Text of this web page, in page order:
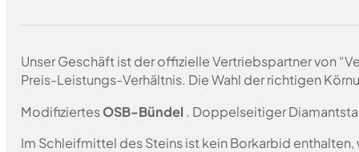
Unser Geschäft ist der offizielle Vertriebspartner von
Preis-Leistungs-Verhältnis. Die Wahl der richtigen
ModifiziertesOSB-Bündel . Doppelseitiger
Im Schleifmittel des Steins ist kein Borkarbid